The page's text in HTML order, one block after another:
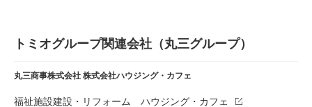
トミオグループ関連会社（丸三グループ）
丸三商事株式会社 株式会社ハウジング・カフェ
福祉施設建設・リフォーム ハウジング・カフェ